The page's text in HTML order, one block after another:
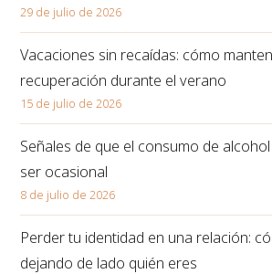
29 de julio de 2026
Vacaciones sin recaídas: cómo
recuperación durante el verano
15 de julio de 2026
Señales de que el consumo de
ser ocasional
8 de julio de 2026
Perder tu identidad en una relación:
dejando de lado quién eres